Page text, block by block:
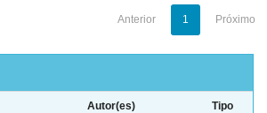
Anterior 1 Próximo
Autor(es) Tipo